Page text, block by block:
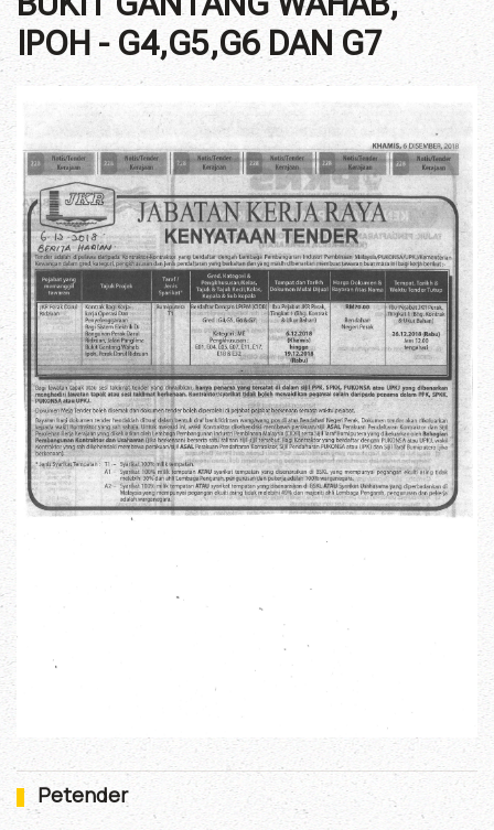
IPOH - G4,G5,G6 DAN G7
Petender